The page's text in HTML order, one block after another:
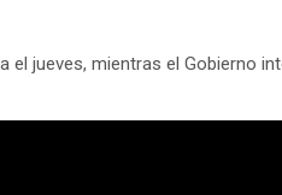
el jueves, mientras el Gobierno